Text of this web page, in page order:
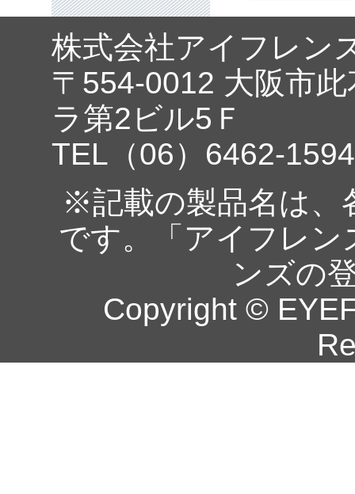
株式会社アイフレン
〒554-0012 大阪市
ラ第2ビル5Ｆ
TEL（06）6462-
※記載の製品名は、
です。「アイフレ
ンズの
Copyright ©